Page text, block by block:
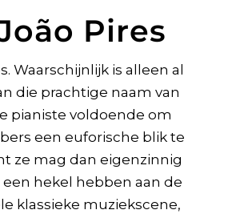
Pires
Waarschijnlijk is alleen al
die prachtige naam van
pianiste voldoende om
een euforische blik te
ze mag dan eigenzinnig
een hekel hebben aan de
klassieke muziekscene,